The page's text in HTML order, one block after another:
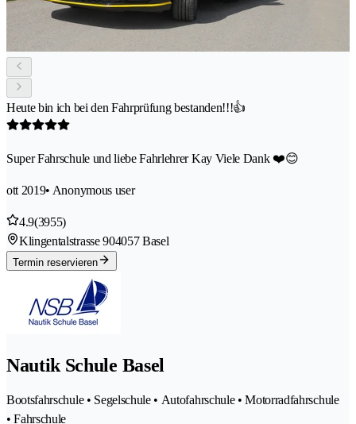
Heute bin ich bei den Fahrprüfung bestanden!!!👍
Super Fahrschule und liebe Fahrlehrer Kay Viele Dank ❤️😊
ott 2019• Anonymous user
4.9(3955)
Klingentalstrasse 904057 Basel
Termin reservieren
Nautik Schule Basel
Bootsfahrschule • Segelschule • Autofahrschule • Motorradfahrschule
• Fahrschule